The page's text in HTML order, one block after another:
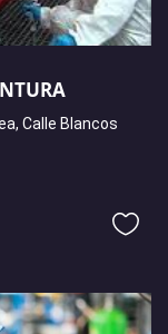
Calle Blancos